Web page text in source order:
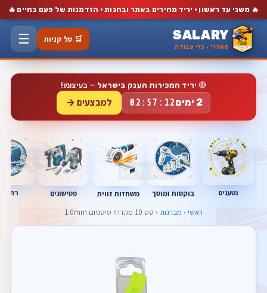
🔥 משני עד ראשון · יריד מחירים באתר ובחנות · הזדמנות של פעם בחיים🔥
SALARY
סאלרי · כלי עבודה
🛒 סל קניות ☰
🔴 יריד המכירות הענק בישראל — בעיצומו!
2 ימים 02:57:12 למבצעים →
נטענים בוקסות ומוסך משחזות זווית פטישונים
ראשי › מברגות › סט 10 מקדחי טיטניום 1.0mm